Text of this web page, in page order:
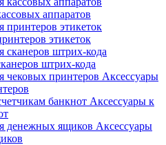
аппаратов
этикеток
штрих-кода
Аксессуары
Аксессуары к
Аксессуары